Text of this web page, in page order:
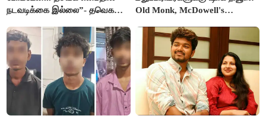
நடவடிக்கை இல்லை”- தவெக
கதறல்
Old Monk, McDowell's
FSSAI தடை